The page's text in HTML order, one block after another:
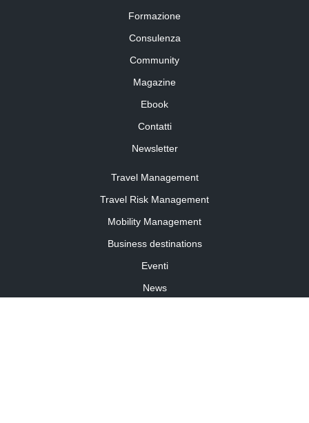
Formazione
Consulenza
Community
Magazine
Ebook
Contatti
Newsletter
Travel Management
Travel Risk Management
Mobility Management
Business destinations
Eventi
News